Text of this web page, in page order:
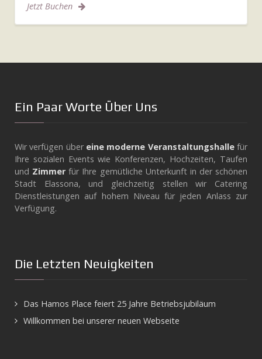
Jetzt Buchen
Ein Paar Worte Über Uns
Wir verfügen über eine moderne Veranstaltungshallefür
Ihre sozialen Events wie Konferenzen, Hochzeiten, Taufen
und Ζimmer für Ihre gemütliche Unterkunft in der schönen
Stadt Elassona, und gleichzeitig stellen wir Catering
Dienstleistungen auf hohem Niveau für jeden Anlass zur
Verfügung.
Die Letzten Neuigkeiten
Das Hamos Place feiert 25 Jahre Betriebsjubiläum
Willkommen bei unserer neuen Webseite